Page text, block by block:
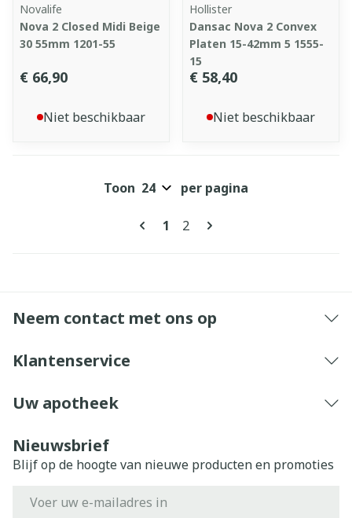
Novalife
Nova 2 Closed Midi Beige
30 55mm 1201-55
€ 66,90
Niet beschikbaar
Hollister
Dansac Nova 2 Convex
Platen 15-42mm 5 1555-
15
€ 58,40
Niet beschikbaar
Pagina's
U lees momenteel pagina
1 Pagina
2
Toon per pagina
Neem contact met ons op
Klantenservice
Uw apotheek
Nieuwsbrief
Blijf op de hoogte van nieuwe producten en promoties